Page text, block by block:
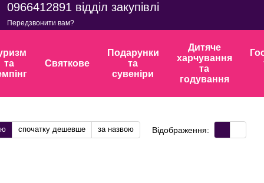
0966412891 відділ закупівлі
Передзвонити вам?
та
Святкове
Подарунки
та
сувеніри
Дитяче
харчування
та
годування
спочатку дешевше за назвою Відображення: